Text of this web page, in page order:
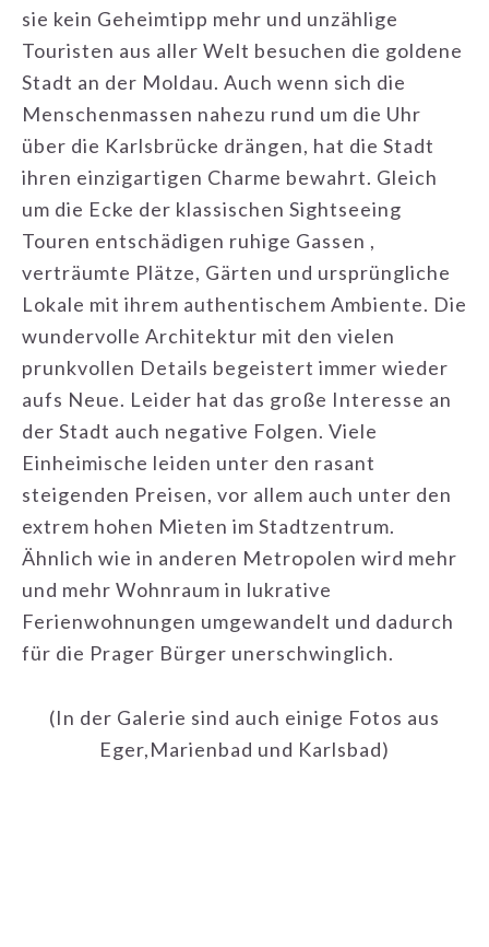
sie kein Geheimtipp mehr und unzählige
Touristen aus aller Welt besuchen die goldene
Stadt an der Moldau. Auch wenn sich die
Menschenmassen nahezu rund um die Uhr
über die Karlsbrücke drängen, hat die Stadt
ihren einzigartigen Charme bewahrt. Gleich
um die Ecke der klassischen Sightseeing
Touren entschädigen ruhige Gassen ,
verträumte Plätze, Gärten und ursprüngliche
Lokale mit ihrem authentischem Ambiente. Die
wundervolle Architektur mit den vielen
prunkvollen Details begeistert immer wieder
aufs Neue. Leider hat das große Interesse an
der Stadt auch negative Folgen. Viele
Einheimische leiden unter den rasant
steigenden Preisen, vor allem auch unter den
extrem hohen Mieten im Stadtzentrum.
Ähnlich wie in anderen Metropolen wird mehr
und mehr Wohnraum in lukrative
Ferienwohnungen umgewandelt und dadurch
für die Prager Bürger unerschwinglich.
(In der Galerie sind auch einige Fotos aus
Eger,Marienbad und Karlsbad)